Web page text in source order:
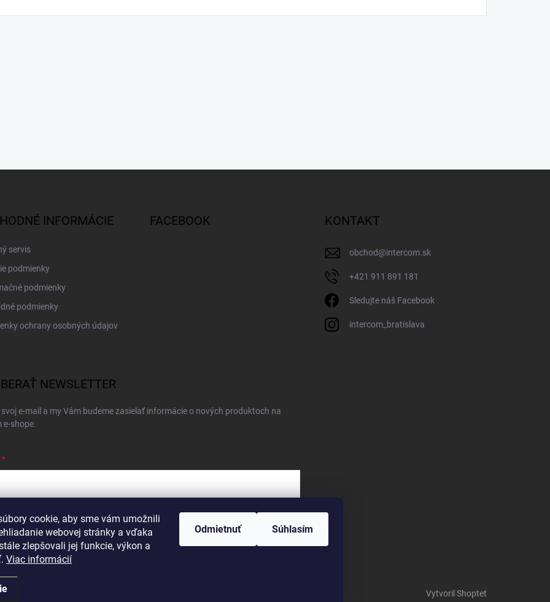
cookie, aby sme vám umožnili
webovej stránky a vďaka
zlepšovali jej funkcie, výkon a
Viac informácií
Odmietnuť Súhlasím
INFORMÁCIE
servis
podmienky
podmienky
podmienky
ochrany osobných údajov
FACEBOOK KONTAKT
obchod@intercom.sk
+421 911 891 181
Sledujte náš Facebook
intercom_bratislava
NEWSLETTER
e-mail a my Vám budeme zasielať informácie o nových produktoch na
e-shope.
e-mailu súhlasíte spodmienkami ochrany osobných údajov
sa
Vytvoril Shoptet